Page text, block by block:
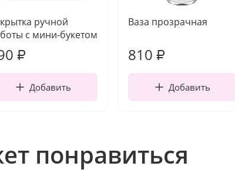
ручной
с мини-букетом
₽
Добавить
Ваза прозрачная
810 ₽
Добавить
понравиться